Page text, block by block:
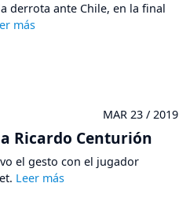
derrota ante Chile, en la final
MAR 23 / 2019
Ricardo Centurión
el gesto con el jugador